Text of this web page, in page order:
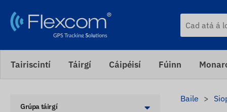
Tairiscintí Táirgí Cáipéisí Fúinn
Grúpa táirgí
Baile